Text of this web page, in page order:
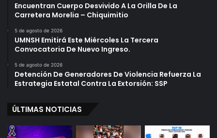
Encuentran Cuerpo Desvivido A La Orilla De La
Carretera Morelia – Chiquimitio
5 de agosto de 2026
UMNSH Emitirá Este Miércoles La Tercera
Convocatoria De Nuevo Ingreso.
5 de agosto de 2026
Detención De Generadores De Violencia Refuerza La
Estrategia Estatal Contra La Extorsión: SSP
ÚLTIMAS NOTICIAS